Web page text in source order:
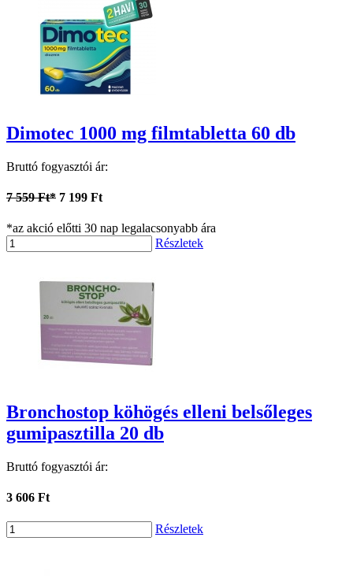
Dimotec 1000 mg filmtabletta 60 db
Bruttó fogyasztói ár:
7 559 Ft* 7 199 Ft
*az akció előtti 30 nap legalacsonyabb ára
Részletek
Bronchostop köhögés elleni belsőleges
gumipasztilla 20 db
Bruttó fogyasztói ár:
3 606 Ft
Részletek